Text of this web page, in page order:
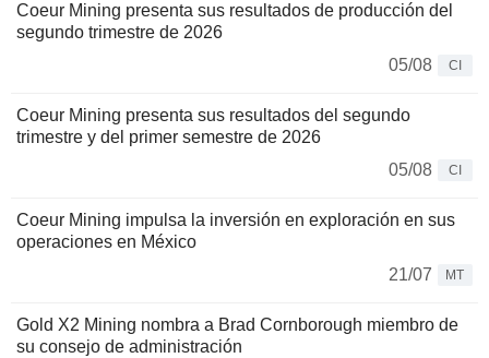
Coeur Mining presenta sus resultados de producción del
segundo trimestre de 2026
05/08
CI
Coeur Mining presenta sus resultados del segundo
trimestre y del primer semestre de 2026
05/08
CI
Coeur Mining impulsa la inversión en exploración en sus
operaciones en México
21/07
MT
Gold X2 Mining nombra a Brad Cornborough miembro de
su consejo de administración